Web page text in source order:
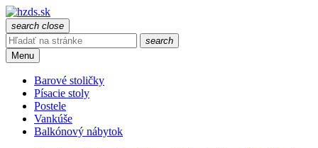
search close
search
Menu
Barové stoličky
Písacie stoly
Postele
Vankúše
Balkónový nábytok